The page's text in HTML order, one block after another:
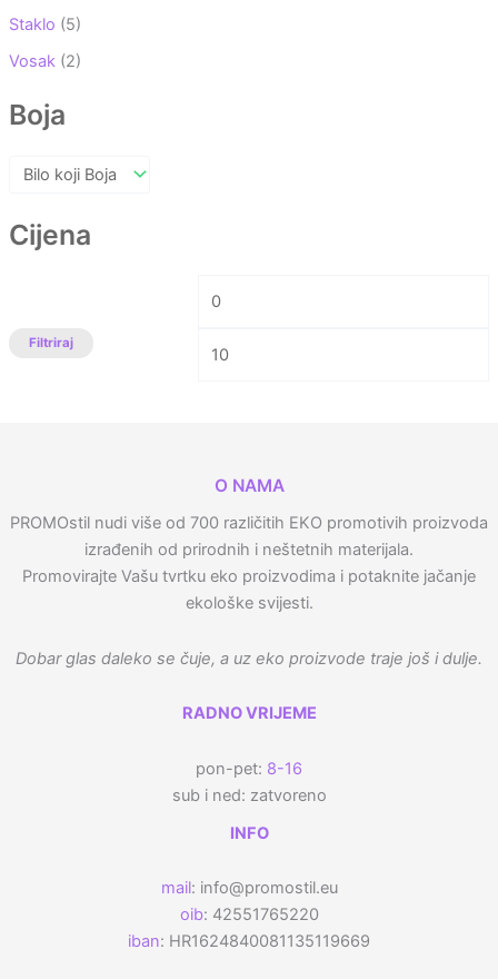
Staklo (5)
Vosak (2)
Boja
Cijena
Filtriraj
O NAMA
PROMOstil nudi više od 700 različitih EKO promotivih proizvoda
izrađenih od prirodnih i neštetnih materijala.
Promovirajte Vašu tvrtku eko proizvodima i potaknite jačanje
ekološke svijesti.
Dobar glas daleko se čuje, a uz eko proizvode traje još i dulje.
RADNO VRIJEME
pon-pet: 8-16
sub i ned: zatvoreno
INFO
mail: info@promostil.eu
oib: 42551765220
iban: HR1624840081135119669